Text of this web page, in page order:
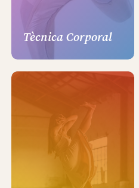
Tècnica Corporal